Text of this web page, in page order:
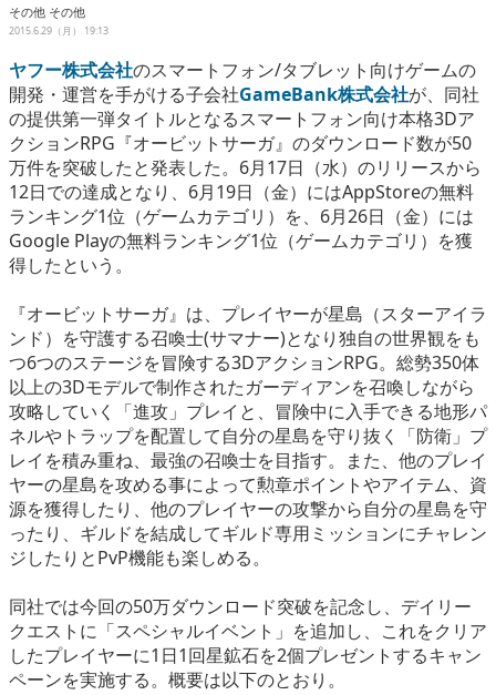
連載
イベント/セミナー
eスポーツ
その他 その他
2015.6.29（月） 19:13
ヤフー株式会社のスマートフォン/タブレット向けゲームの
開発・運営を手がける子会社GameBank株式会社が、同社
の提供第一弾タイトルとなるスマートフォン向け本格3Dア
クションRPG『オービットサーガ』のダウンロード数が50
万件を突破したと発表した。6月17日（水）のリリースから
12日での達成となり、6月19日（金）にはAppStoreの無料
ランキング1位（ゲームカテゴリ）を、6月26日（金）には
Google Playの無料ランキング1位（ゲームカテゴリ）を獲
得したという。
『オービットサーガ』は、プレイヤーが星島（スターアイラ
ンド）を守護する召喚士(サマナー)となり独自の世界観をも
つ6つのステージを冒険する3DアクションRPG。総勢350体
以上の3Dモデルで制作されたガーディアンを召喚しながら
攻略していく「進攻」プレイと、冒険中に入手できる地形パ
ネルやトラップを配置して自分の星島を守り抜く「防衛」プ
レイを積み重ね、最強の召喚士を目指す。また、他のプレイ
ヤーの星島を攻める事によって勲章ポイントやアイテム、資
源を獲得したり、他のプレイヤーの攻撃から自分の星島を守
ったり、ギルドを結成してギルド専用ミッションにチャレン
ジしたりとPvP機能も楽しめる。
同社では今回の50万ダウンロード突破を記念し、デイリー
クエストに「スペシャルイベント」を追加し、これをクリア
したプレイヤーに1日1回星鉱石を2個プレゼントするキャン
ペーンを実施する。概要は以下のとおり。